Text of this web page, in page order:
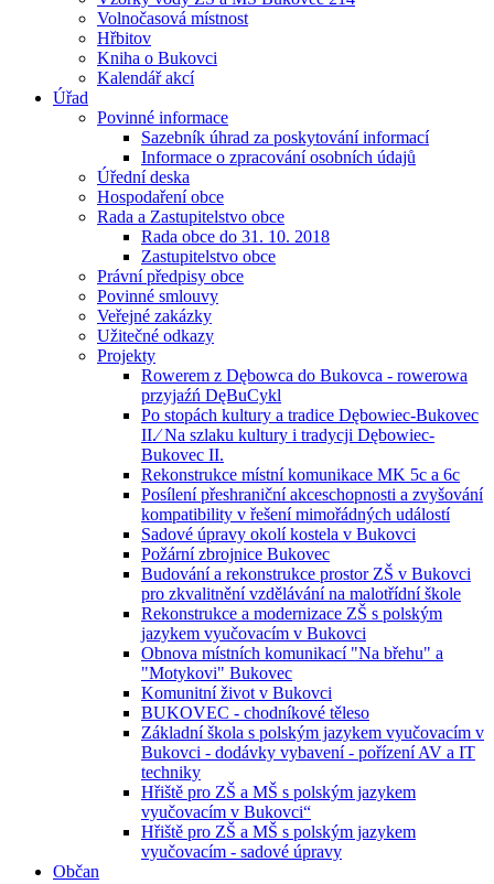
Volnočasová místnost
Hřbitov
Kniha o Bukovci
Kalendář akcí
Úřad
Povinné informace
Sazebník úhrad za poskytování informací
Informace o zpracování osobních údajů
Úřední deska
Hospodaření obce
Rada a Zastupitelstvo obce
Rada obce do 31. 10. 2018
Zastupitelstvo obce
Právní předpisy obce
Povinné smlouvy
Veřejné zakázky
Užitečné odkazy
Projekty
Rowerem z Dębowca do Bukovca - rowerowa
przyjaźń DęBuCykl
Po stopách kultury a tradice Dębowiec-Bukovec
II.⁄ Na szlaku kultury i tradycji Dębowiec-
Bukovec II.
Rekonstrukce místní komunikace MK 5c a 6c
Posílení přeshraniční akceschopnosti a zvyšování
kompatibility v řešení mimořádných událostí
Sadové úpravy okolí kostela v Bukovci
Požární zbrojnice Bukovec
Budování a rekonstrukce prostor ZŠ v Bukovci
pro zkvalitnění vzdělávání na malotřídní škole
Rekonstrukce a modernizace ZŠ s polským
jazykem vyučovacím v Bukovci
Obnova místních komunikací "Na břehu" a
"Motykovi" Bukovec
Komunitní život v Bukovci
BUKOVEC - chodníkové těleso
Základní škola s polským jazykem vyučovacím v
Bukovci - dodávky vybavení - pořízení AV a IT
techniky
Hřiště pro ZŠ a MŠ s polským jazykem
vyučovacím v Bukovci“
Hřiště pro ZŠ a MŠ s polským jazykem
vyučovacím - sadové úpravy
Občan